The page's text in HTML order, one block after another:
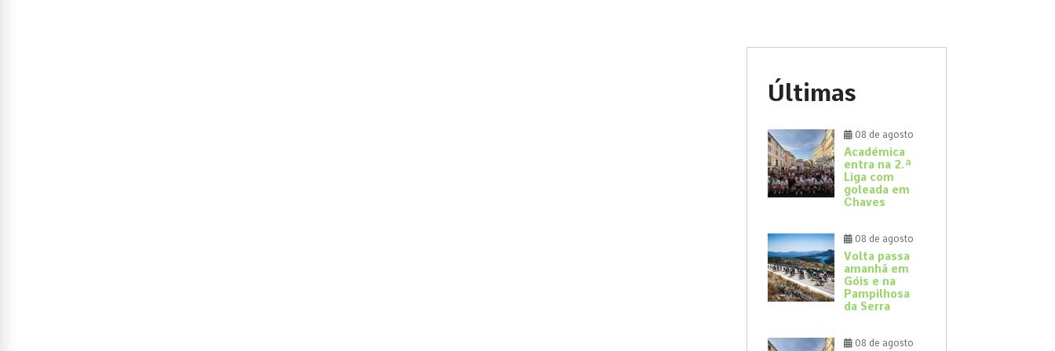
Últimas
08 de agosto
Académica
entra na 2.ª
Liga com
goleada em
Chaves
08 de agosto
Volta passa
amanhã em
Góis e na
Pampilhosa
da Serra
08 de agosto